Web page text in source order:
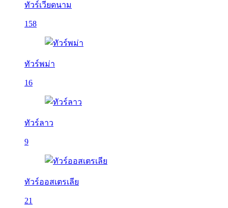
ทัวร์เวียดนาม
158
ทัวร์พม่า
16
ทัวร์ลาว
9
ทัวร์ออสเตรเลีย
21